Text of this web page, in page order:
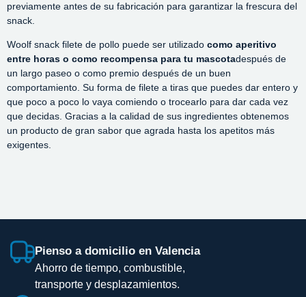
previamente antes de su fabricación para garantizar la frescura del
snack.
Woolf snack filete de pollo puede ser utilizado como aperitivo
entre horas o como recompensa para tu mascotadespués de
un largo paseo o como premio después de un buen
comportamiento. Su forma de filete a tiras que puedes dar entero y
que poco a poco lo vaya comiendo o trocearlo para dar cada vez
que decidas. Gracias a la calidad de sus ingredientes obtenemos
un producto de gran sabor que agrada hasta los apetitos más
exigentes.
Pienso a domicilio en Valencia
Ahorro de tiempo, combustible,
transporte y desplazamientos.